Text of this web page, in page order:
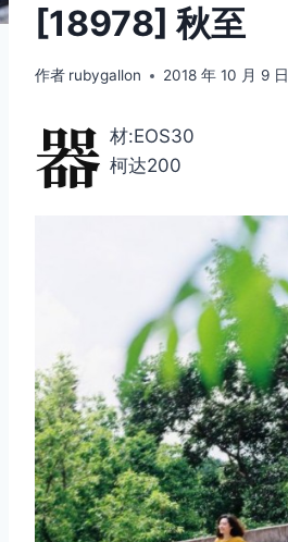
[18978] 秋至
作者 rubygallon 2018 年 10 月 9 日
器 材:EOS30
柯达200